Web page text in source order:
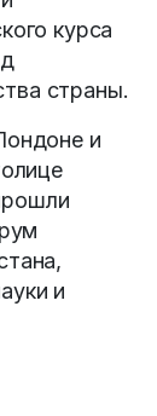
курса
страны.
и
и